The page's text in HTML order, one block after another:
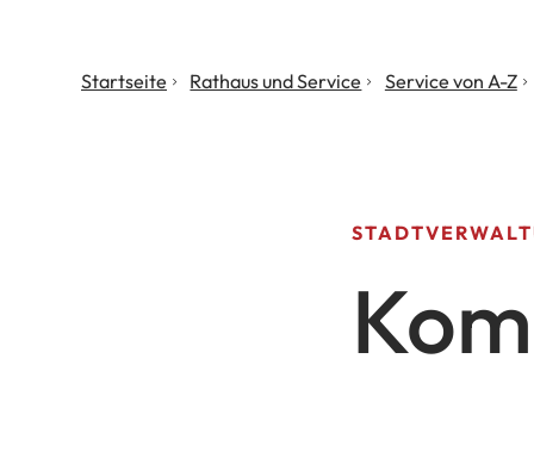
Startseite Rathaus und Service Service von A-Z